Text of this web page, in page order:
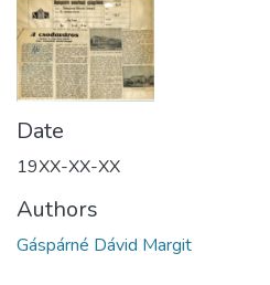
About us
Date
19XX-XX-XX
Authors
Gáspárné Dávid Margit